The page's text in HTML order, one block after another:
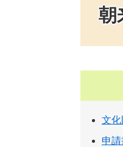
朝
文化
申